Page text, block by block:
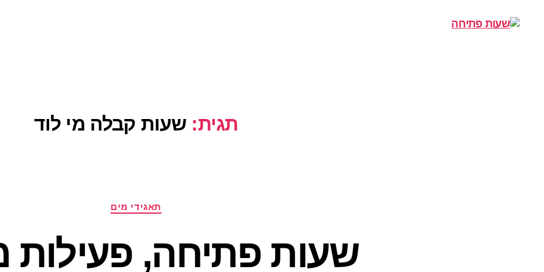
תגית: שעות קבלה מי לוד
קטגוריות
תאגידי מים
שעות פתיחה, פעילות